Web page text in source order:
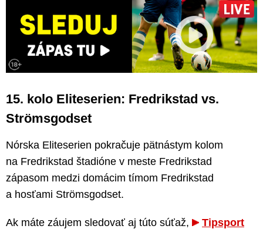
15. kolo Eliteserien: Fredrikstad vs.
Strömsgodset
Nórska Eliteserien pokračuje pätnástym kolom
na Fredrikstad štadióne v meste Fredrikstad
zápasom medzi domácim tímom Fredrikstad
a hosťami Strömsgodset.
Ak máte záujem sledovať aj túto súťaž,
Tipsport